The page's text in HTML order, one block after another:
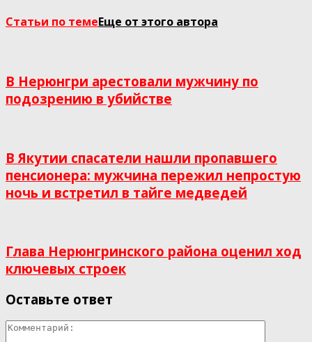
Статьи по темеЕще от этого автора
В Нерюнгри арестовали мужчину по
подозрению в убийстве
В Якутии спасатели нашли пропавшего
пенсионера: мужчина пережил непростую
ночь и встретил в тайге медведей
Глава Нерюнгринского района оценил ход
ключевых строек
Оставьте ответ